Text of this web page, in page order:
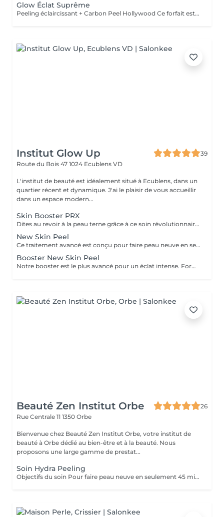
Glow Éclat Suprême
Peeling éclaircissant + Carbon Peel Hollywood Ce forfait est conçu pour redonner éclat, uniformité et luminosité à la peau en combinant deux soins complémentaires : 1️⃣ Peeling éclaircissant Célestique Suisse 2️⃣ Carbon Peel Hollywood (charbon & laser) 🔹 Bénéfices combinés • Exfoliation en profondeur (peeling) pour éliminer les cellules mortes et stimuler le renouvellement cellulaire • Purification et désincrustation (Carbon Peel) pour resserrer les pores et éliminer les impuretés • Un teint lumineux et uniforme grâce à l’action éclaircissante du peeling et l’éclat immédiat du Carbon Peel • Amélioration du grain de peau et texture : peau plus douce, plus lisse et visiblement revitalisée • Effet glow immédiat tout en prévenant l’apparition des imperfections légères et des taches 🔹 Protocole recommandé • Séance 1 : Peeling éclaircissant Célestique • Séance 2 : Carbon Peel Hollywood • 10–15 jours après le peeling 💡 Conseil : 1 à 2 cycles peuvent suffire pour un résultat Glow visible et durable, idéal pour un événement ou pour booster l’éclat de la peau. 🔹 Résultats attendus • Teint lumineux et éclatant dès la première séance de Carbon Peel • Grain de peau lissé et uniforme • Pores resserrés, texture améliorée • Peau douce, purifiée et revitalisée • Glow naturel et durable Offre groupée ✨ Combo Éclat Glow + Glow Liftant Osmotherme 21 Pour des résultats encore plus visibles et durables, vous pouvez combiner votre forfait Éclat Glow (peeling éclaircissant + Carbon Peel Hollywood) avec le soin Glow Liftant Osmotherme 21, réalisé 1 à 2 fois par semaine. 🔹 Bénéfices de la combinaison • Hydratation et régénération intense grâce à la cryo Osmotherme 21 • Boost du renouvellement cellulaire et stimulation de l’éclat du teint • Effet liftant et raffermissant immédiat et progressif • Optimisation de l’efficacité des peelings et Carbon Peel : la peau est mieux réceptive et les résultats glow sont prolongés • Amélioration globale de la texture et de la luminosité de la peau 🔹 Résultats attendus • Teint plus lumineux et uniforme • Peau plus ferme, lisse et repulpée • Glow naturel et durable • Meilleure absorption des actifs et prolongation de l’effet anti-imperfections et éclaircissant 💡 Astuce : idéal pour les clientes qui souhaitent booster leur glow entre les séances de peeling et Carbon Peel, ou avant un événement spécial.
Institut Glow Up
39
Route du Bois 47 1024 Ecublens VD
L'institut de beauté est idéalement situé à Ecublens, dans un
quartier récent et dynamique. J'ai le plaisir de vous accueillir
dans un espace modern...
Skin Booster PRX
Dites au revoir à la peau terne grâce à ce soin révolutionnaire, le PRXT-33, et obtenez une apparence éclatante instantanément! Le soin PRXT-33 permet de révéler l'éclat de votre peau car il peut être réalisé en toute saison. Il s'agit d'un traitement cutané non-invasif et efficace qui offre des résultats spectaculaires. Sa formule unique contenant une combinaison d'acides spécifiques et d'agents de stimulation permet d'obtenir un effet peeling sans exfoliation de la peau. Le traitement PRTX-33 offre ainsi les avantages d'un peeling chimique sans les inconvénients tels que la desquamation et les temps de récupération prolongés. Sûr et efficace, il restaure la jeunesse et l'éclat de votre peau. Avec ses résultats visibles et son absence d'effets secondaires majeurs, il est votre solution si vous cherchez un traitement anti-âge et de rajeunissement cutané. Ce peeling est l'un des rares peeling à ne pas être photosensibilisant. Vous pourrez vous exposer au soleil dès la fin de votre traitement, sans aucun risque et n'engendre aucune desquamation ! Contre-indications: grossesse et allaitement, présence de lésions cutanées actives, maladies cutanées inflammatoires en phase aigüe.
New Skin Peel
Ce traitement avancé est conçu pour faire peau neuve en seulement 7 jours permettant d'améliorer considérablement la texture de la peau, d'éliminer toutes les imperfections et les tâches pigmentaires tout en restaurant l'éclat du teint. Il stimule le renouvellement cellulaire et revitalise la peau. Ce peeling contient une combinaison unique d'actifs agissant en synergies pour éliminer les cellules mortes de la peau et stimuler la production de collagène. Le New Skin Peel entraîne une desquamation importante de la peau dans les jours suivants le traitement. Cela permet d'éliminer les cellules mortes afin de révéler une peau plus lisse, plus lumineuse et plus uniforme. Les résultats sont visibles dès les premiers jours suivant le traitement. Il est impératif de ne pas s'exposer au soleil pendant 1 mois après votre séance. Il va traiter: l'acné légère à modérée, le teint irrégulier et pigmentation, les peaux grasses à tendance acnéique, la texture de peau rugueuse ou épaissie, les premiers signes du vieillissement. Ce peeling est adapté à tous les phototypes de peaux.
Booster New Skin Peel
Notre booster est le plus avancé pour un éclat intense. Formulé pour les peaux grasses, épaisses ou résistantes, il est très efficace contre l'hyperpigmentation tenace, les cicatrices d'acné, les cicatrices traumatiques et les dommages causés par le soleil sur le visage et le corps.
Beauté Zen Institut Orbe
26
Rue Centrale 11 1350 Orbe
Bienvenue chez Beauté Zen Institut Orbe, votre institut de
beauté à Orbe dédié au bien-être et à la beauté. Nous
proposons une large gamme de prestat...
Soin Hydra Peeling
Objectifs du soin Pour faire peau neuve en seulement 45 minutes, Guinot a créé le Soin Hydra Peeling dont le protocole est adapté à la sensibilité de votre peau : Le Peeling Hydra PH pour toutes les peaux ;Le Peeling Hydrabrasion pour les peaux sensibles. Le Soin Hydra Peeling rénovateur de peau s'inscrit comme une véritable alternative à la Médecine Esthétique pour : Gommer les signes visibles de l'âge.Apporter de l'éclat au teint.Atténuer les taches brunes.Éclaircir le teint.